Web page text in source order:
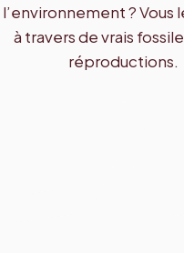
? Vous
à travers de vrais
réproductions.